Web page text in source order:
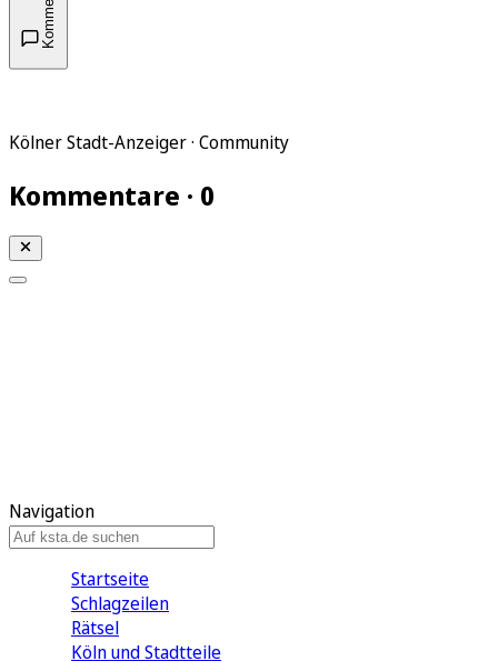
Kölner Stadt-Anzeiger · Community
Kommentare · 0
Navigation
Startseite
Schlagzeilen
Rätsel
Köln und Stadtteile